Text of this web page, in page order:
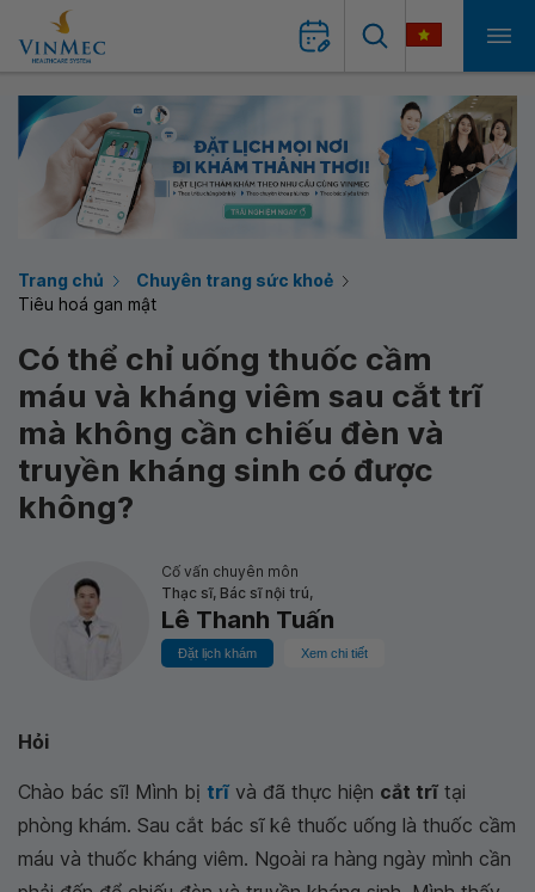
Trang chủ
Chuyên trang sức khoẻ
Tiêu hoá gan mật
Có thể chỉ uống thuốc cầm
máu và kháng viêm sau cắt trĩ
mà không cần chiếu đèn và
truyền kháng sinh có được
không?
Cố vấn chuyên môn
Thạc sĩ, Bác sĩ nội trú,
Lê Thanh Tuấn
Đặt lịch khám Xem chi tiết
Hỏi
Chào bác sĩ! Mình bị trĩ và đã thực hiện cắt trĩ tại
phòng khám. Sau cắt bác sĩ kê thuốc uống là thuốc cầm
máu và thuốc kháng viêm. Ngoài ra hàng ngày mình cần